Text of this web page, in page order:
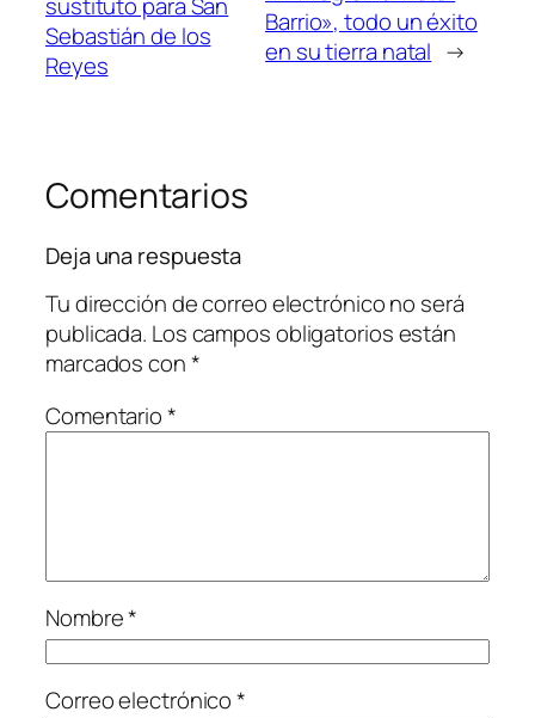
Sebastián de los
Reyes
Barrio», todo un éxito
en su tierra natal →
Comentarios
Deja una respuesta
Tu dirección de correo electrónico no será
publicada. Los campos obligatorios están
marcados con*
Comentario*
Nombre*
Correo electrónico*